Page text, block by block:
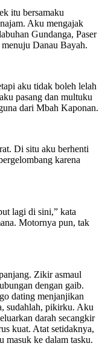
itu bersamaku
Aku mengajak
Gundanga, Paser
Danau Bayah.
aku tidak boleh lelah
pasang dan multuku
dari Mbah Kaponan.
Di situ aku berhenti
karena
lagi di sini,” kata
Motornya pun, tak
Zikir asmaul
dengan gaib.
dating menjanjikan
sudahlah, pikirku. Aku
darah secangkir
kuat. Atat setidaknya,
masuk ke dalam tasku.